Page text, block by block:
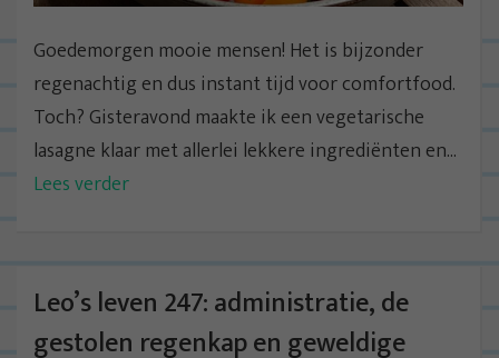
Goedemorgen mooie mensen! Het is bijzonder
regenachtig en dus instant tijd voor comfortfood.
Toch? Gisteravond maakte ik een vegetarische
lasagne klaar met allerlei lekkere ingrediënten en...
Lees verder
Leo’s leven 247: administratie, de
gestolen regenkap en geweldige